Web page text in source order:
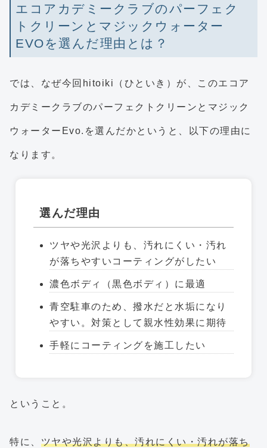
エコアカデミークラブのパーフェク
トクリーンとマジックウォーター
EVOを選んだ理由とは？
では、なぜ今回hitoiki（ひといき）が、このエコア
カデミークラブのパーフェクトクリーンとマジック
ウォーターEvo.を選んだかというと、以下の理由に
なります。
選んだ理由
ツヤや光沢よりも、汚れにくい・汚れ
が落ちやすいコーティングがしたい
濃色ボディ（黒色ボディ）に最適
青空駐車のため、撥水だと水垢になり
やすい。対策として親水性効果に期待
手軽にコーティングを施工したい
ということ。
特に、 ツヤや光沢よりも、汚れにくい・汚れが落ち